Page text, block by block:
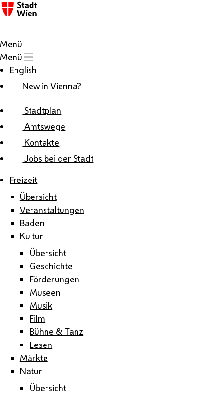
Zum Inhalt
Menü
Menü
English
New in Vienna?
Stadtplan
Amtswege
Kontakte
Jobs bei der Stadt
Freizeit
Übersicht
Veranstaltungen
Baden
Kultur
Übersicht
Geschichte
Förderungen
Museen
Musik
Film
Bühne & Tanz
Lesen
Märkte
Natur
Übersicht